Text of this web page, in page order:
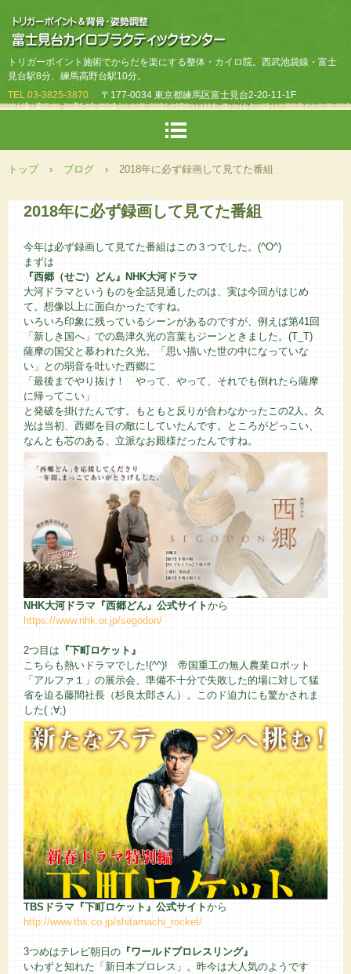
トリガーポイント施術でからだを楽にする整体・カイロ院。西武池袋線・富士
見台駅8分、練馬高野台駅10分。
TEL.03-3825-3870 〒177-0034 東京都練馬区富士見台2-20-11-1F
トップ › ブログ › 2018年に必ず録画して見てた番組
2018年に必ず録画して見てた番組
今年は必ず録画して見てた番組はこの３つでした。(^O^)
まずは
『西郷（せご）どん』NHK大河ドラマ
大河ドラマというものを全話見通したのは、実は今回がはじめ
て。想像以上に面白かったですね。
いろいろ印象に残っているシーンがあるのですが、例えば第41回
「新しき国へ」での島津久光の言葉もジーンときました。(T_T)
薩摩の国父と慕われた久光。「思い描いた世の中になっていな
い」との弱音を吐いた西郷に
「最後までやり抜け！ やって、やって、それでも倒れたら薩摩
に帰ってこい」
と発破を掛けたんです。もともと反りが合わなかったこの2人。久
光は当初、西郷を目の敵にしていたんです。ところがどっこい、
なんとも芯のある、立派なお殿様だったんですね。
NHK大河ドラマ『西郷どん』公式サイトから
https://www.nhk.or.jp/segodon/
2つ目は 『下町ロケット』
こちらも熱いドラマでした!(^^)! 帝国重工の無人農業ロボット
「アルファ１」の展示会、準備不十分で失敗した的場に対して猛
省を迫る藤間社長（杉良太郎さん）。このド迫力にも驚かされま
した( ;∀;)
TBSドラマ『下町ロケット』公式サイトから
http://www.tbs.co.jp/shitamachi_rocket/
3つめはテレビ朝日の 『ワールドプロレスリング』
いわずと知れた「新日本プロレス」。昨今は大人気のようです